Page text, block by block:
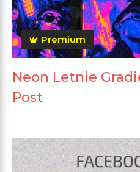
Premium
Neon Letnie
Post